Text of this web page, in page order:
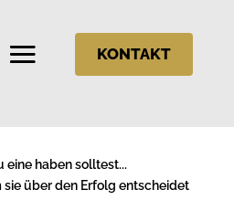
KONTAKT
haben solltest...
über den Erfolg entscheidet